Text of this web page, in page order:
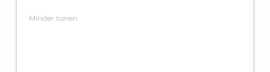
Minder tonen